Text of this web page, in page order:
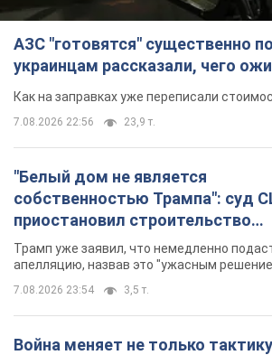
АЗС "готовятся" существенно
украинцам рассказали, чего
Как на заправках уже переписали
7.08.2026 22:56 23,9 т.
"Белый дом не является
собственностью Трампа": суд
приостановил строительство
бального зала стоимостью 400
долларов
Трамп уже заявил, что немедленно
апелляцию, назвав это "ужасным
7.08.2026 23:54 3,5 т.
Война меняет не только